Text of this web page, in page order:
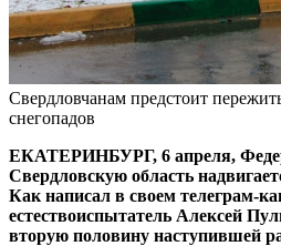
Свердловчанам предстоит
снегопадов
ЕКАТЕРИНБУРГ, 6 апреля,
Свердловскую область
Как написал в своем телеграм-
естествоиспытатель Алексей
вторую половину наступившей